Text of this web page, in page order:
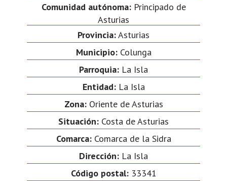
Comunidad autónoma:Principado de
Asturias
Provincia:Asturias
Municipio:Colunga
Parroquia: La Isla
Entidad:La Isla
Zona:Oriente de Asturias
Situación: Costa de Asturias
Comarca:Comarca de la Sidra
Dirección: La Isla
Código postal:33341